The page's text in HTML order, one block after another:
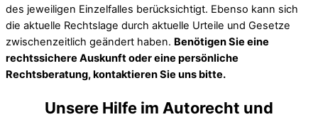
des jeweiligen Einzelfalles berücksichtigt. Ebenso kann sich
die aktuelle Rechtslage durch aktuelle Urteile und Gesetze
zwischenzeitlich geändert haben. Benötigen Sie eine
rechtssichere Auskunft oder eine persönliche
Rechtsberatung, kontaktieren Sie uns bitte.
Unsere Hilfe im Autorecht und